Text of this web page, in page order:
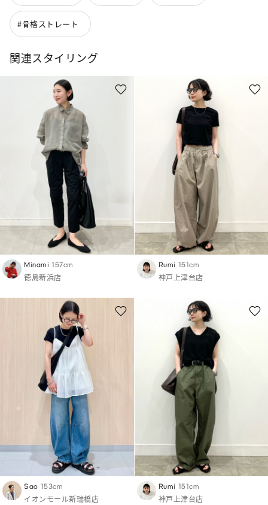
#骨格ストレート
関連スタイリング
Minami 157cm
徳島新浜店
Rumi 151cm
神戸上津台店
Sao 153cm
イオンモール新瑞橋店
Rumi 151cm
神戸上津台店